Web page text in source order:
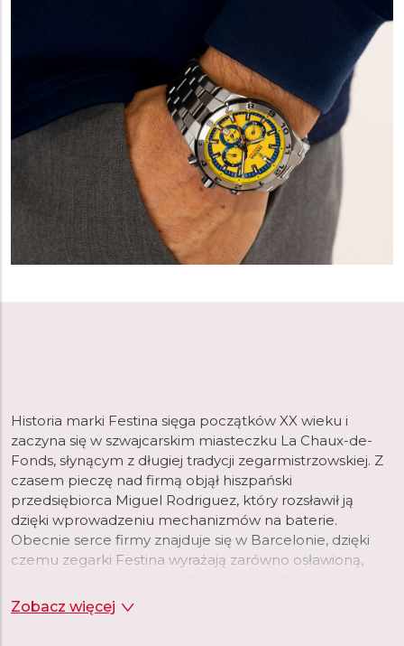
Historia marki Festina sięga początków XX wieku i
zaczyna się w szwajcarskim miasteczku La Chaux-de-
Fonds, słynącym z długiej tradycji zegarmistrzowskiej. Z
czasem pieczę nad firmą objął hiszpański
przedsiębiorca Miguel Rodriguez, który rozsławił ją
dzięki wprowadzeniu mechanizmów na baterie.
Obecnie serce firmy znajduje się w Barcelonie, dzięki
czemu zegarki Festina wyrażają zarówno osławioną,
nowoczesny styl Południa.
Zobacz więcej